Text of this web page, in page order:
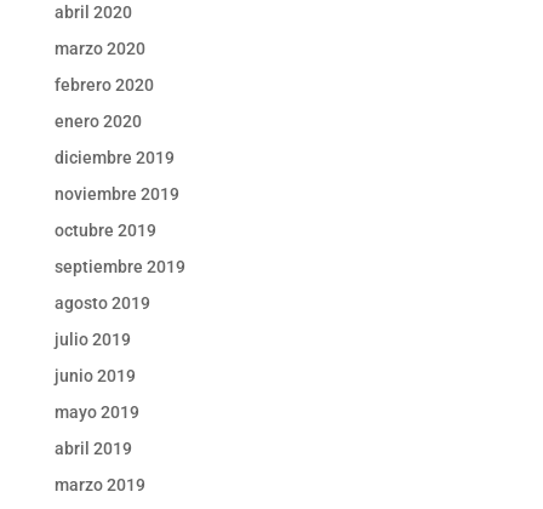
abril 2020
marzo 2020
febrero 2020
enero 2020
diciembre 2019
noviembre 2019
octubre 2019
septiembre 2019
agosto 2019
julio 2019
junio 2019
mayo 2019
abril 2019
marzo 2019